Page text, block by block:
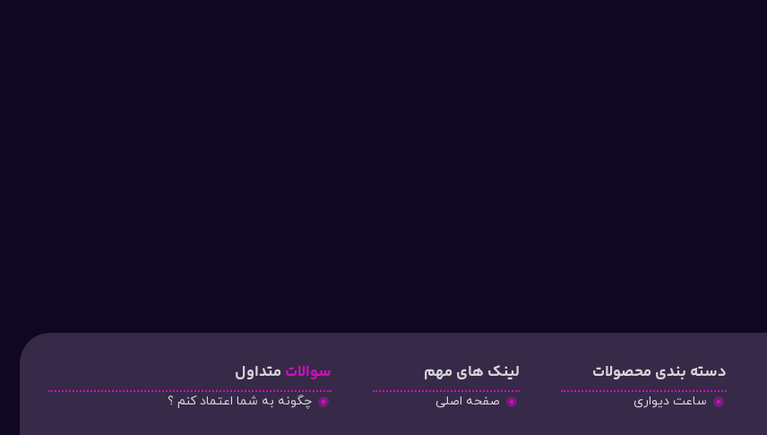
دسته‌ بندی محصولات
ساعت دیواری
لینک های مهم
صفحه اصلی
سوالات متداول
چگونه به شما اعتماد کنم ؟